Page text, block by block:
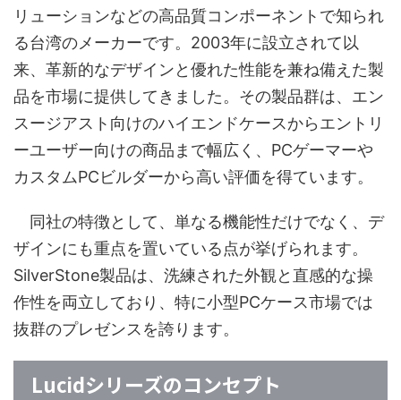
リューションなどの高品質コンポーネントで知られ
る台湾のメーカーです。2003年に設立されて以
来、革新的なデザインと優れた性能を兼ね備えた製
品を市場に提供してきました。その製品群は、エン
スージアスト向けのハイエンドケースからエントリ
ーユーザー向けの商品まで幅広く、PCゲーマーや
カスタムPCビルダーから高い評価を得ています。
同社の特徴として、単なる機能性だけでなく、デ
ザインにも重点を置いている点が挙げられます。
SilverStone製品は、洗練された外観と直感的な操
作性を両立しており、特に小型PCケース市場では
抜群のプレゼンスを誇ります。
Lucidシリーズのコンセプト